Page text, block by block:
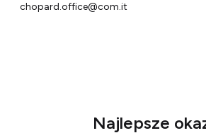
chopard.office@com.it
Najlepsze